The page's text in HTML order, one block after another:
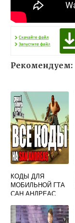
Рекомендуем:
КОДЫ ДЛЯ
МОБИЛЬНОЙ ГТА
САН АНДРЕАС